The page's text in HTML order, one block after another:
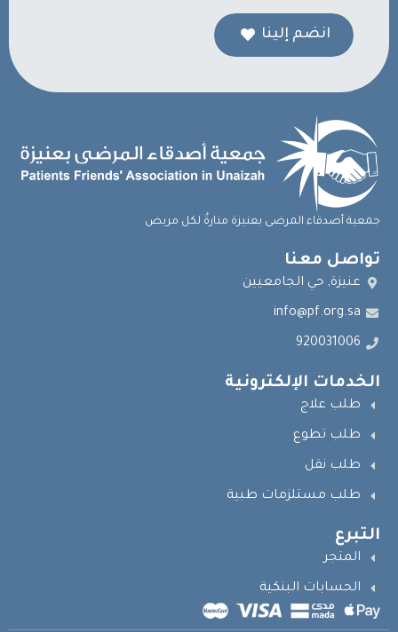
انضم إلينا
التبرع
المتجر
الحسابات البنكية
الخدمات الإلكترونية
طلب علاج
طلب تطوع
طلب نقل
طلب مستلزمات طبية
تواصل معنا
عنيزة, حي الجامعيين
info@pf.org.sa
920031006
جمعية أصدقاء المرضى بعنيزة منارةٌ لكل مريض